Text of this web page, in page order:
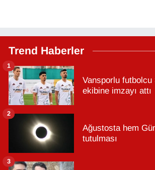
Trend Haberler
Vansporlu futbolcu
ekibine imzayı attı
1
Ağustosta hem
tutulması
2
3